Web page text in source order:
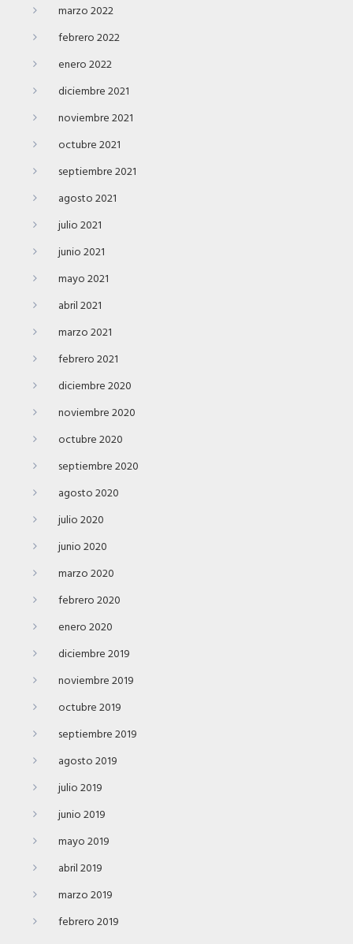
marzo 2022
febrero 2022
enero 2022
diciembre 2021
noviembre 2021
octubre 2021
septiembre 2021
agosto 2021
julio 2021
junio 2021
mayo 2021
abril 2021
marzo 2021
febrero 2021
diciembre 2020
noviembre 2020
octubre 2020
septiembre 2020
agosto 2020
julio 2020
junio 2020
marzo 2020
febrero 2020
enero 2020
diciembre 2019
noviembre 2019
octubre 2019
septiembre 2019
agosto 2019
julio 2019
junio 2019
mayo 2019
abril 2019
marzo 2019
febrero 2019